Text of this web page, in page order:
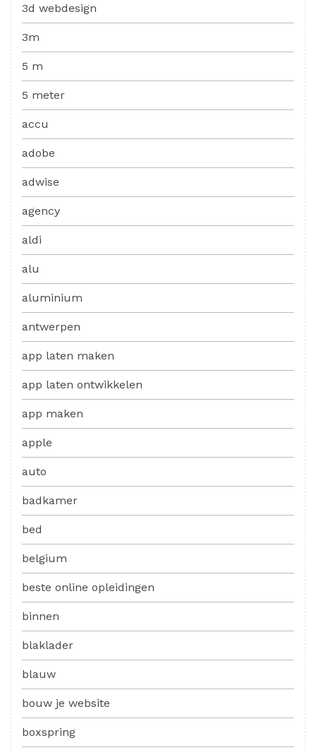
3d webdesign
3m
5 m
5 meter
accu
adobe
adwise
agency
aldi
alu
aluminium
antwerpen
app laten maken
app laten ontwikkelen
app maken
apple
auto
badkamer
bed
belgium
beste online opleidingen
binnen
blaklader
blauw
bouw je website
boxspring